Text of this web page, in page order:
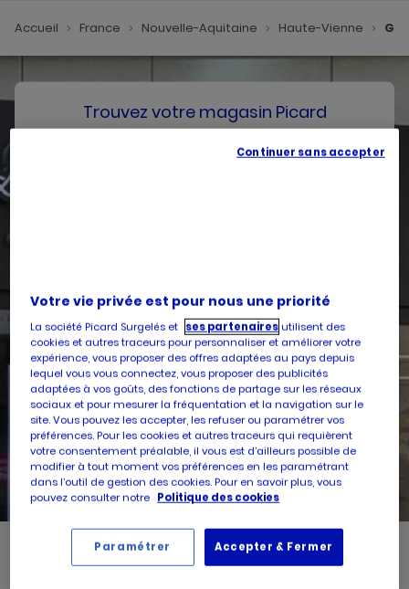
Accueil France Nouvelle-Aquitaine Haute-Vienne
Trouvez votre magasin Picard
SE GÉOLOCALISER
Services
RECHERCHERUN
POINT
DE
PICARD
Picard, créateur de saveurs et commerçant de proximité, vous
Votre vie privée est pour nous une priorité
La société Picard Surgelés et ses partenairesutilisent des
cookies et autres traceurs pour personnaliser et améliorer votre
expérience, vous proposer des offres adaptées au pays depuis
lequel vous vous connectez, vous proposer des publicités
adaptées à vos goûts, des fonctions de partage sur les réseaux
sociaux et pour mesurer la fréquentation et la navigation sur le
site. Vous pouvez les accepter, les refuser ou paramétrer vos
préférences. Pour les cookies et autres traceurs qui requièrent
votre consentement préalable, il vous est d’ailleurs possible de
modifier à tout moment vos préférences en les paramétrant
dans l’outil de gestion des cookies. Pour en savoir plus, vous
pouvez consulter notre Politique des cookies
Accepter & Fermer
Paramétrer
Continuer sans accepter